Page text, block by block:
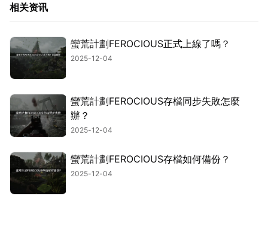
相关资讯
蠻荒計劃FEROCIOUS正式上線了嗎？
2025-12-04
蠻荒計劃FEROCIOUS存檔同步失敗怎麼
辦？
2025-12-04
蠻荒計劃FEROCIOUS存檔如何備份？
2025-12-04